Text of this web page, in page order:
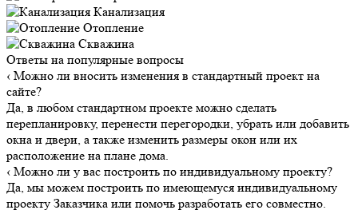
Канализация
Отопление
Скважина
Ответы на популярные вопросы
‹ Можно ли вносить изменения в стандартный проект на
сайте?
Да, в любом стандартном проекте можно сделать
перепланировку, перенести перегородки, убрать или добавить
окна и двери, а также изменить размеры окон или их
расположение на плане дома.
‹ Можно ли у вас построить по индивидуальному проекту?
Да, мы можем построить по имеющемуся индивидуальному
проекту Заказчика или помочь разработать его совместно.